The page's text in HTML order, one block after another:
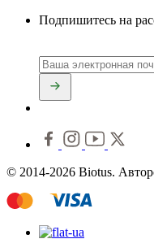
Подпишитесь на
© 2014-2026 Biotus.